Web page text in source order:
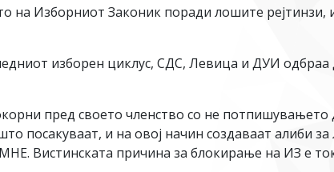
Изборниот Законик поради лошите рејтинзи,
изборен циклус, СДС, Левица и ДУИ одбраа
пред своето членство со не
посакуваат, и на овој начин создаваат алиби
Вистинската причина за блокирање на ИЗ е